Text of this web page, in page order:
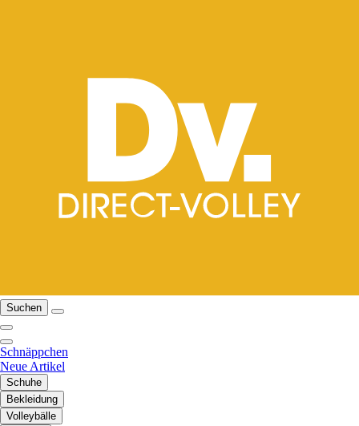
Suchen
Schnäppchen
Neue Artikel
Schuhe
Bekleidung
Volleybälle